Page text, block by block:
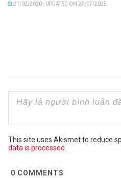
21/02/2020 - UPDATED ON 24/07/2025
This site uses Akismet to reduce
data is processed.
0 COMMENTS